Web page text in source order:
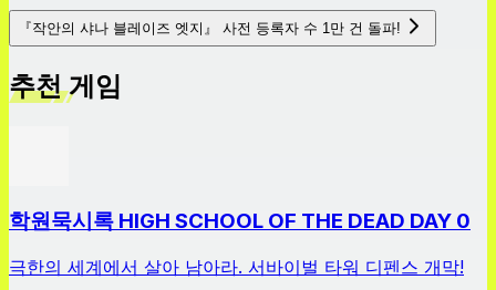
『작안의 샤나 블레이즈 엣지』 사전 등록자 수 1만 건 돌파!
추천 게임
학원묵시록 HIGH SCHOOL OF THE DEAD DAY 0
극한의 세계에서 살아 남아라. 서바이벌 타워 디펜스 개막!